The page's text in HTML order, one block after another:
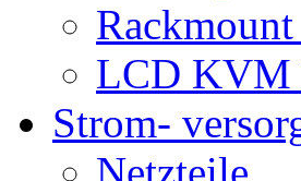
LCD KVM
Strom-